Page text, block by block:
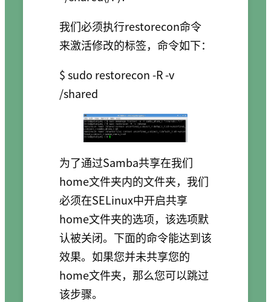
我们必须执行restorecon命令
来激活修改的标签，命令如下：
$ sudo restorecon -R -v
为了通过Samba共享在我们
home文件夹内的文件夹，我们
必须在SELinux中开启共享
home文件夹的选项，该选项默
认被关闭。下面的命令能达到该
效果。如果您并未共享您的
home文件夹，那么您可以跳过
该步骤。